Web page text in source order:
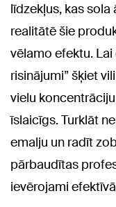
līdzekļus, kas sola
realitātē šie
vēlamo efektu.
risinājumi” šķiet
vielu
īslaicīgs. Turklāt
emalju un radīt
pārbaudītas
ievērojami